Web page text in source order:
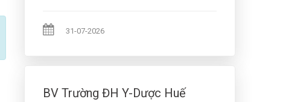
31-07-2026
BV Trường ĐH Y-Dược Huế